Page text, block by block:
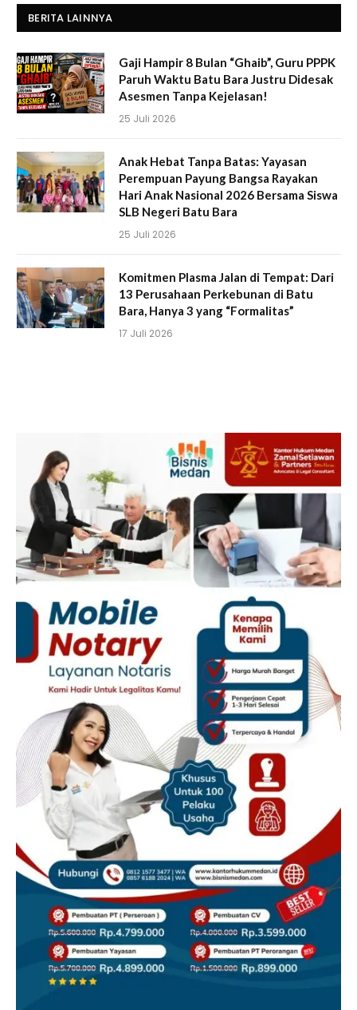
BERITA LAINNYA
Gaji Hampir 8 Bulan “Ghaib”, Guru PPPK
Paruh Waktu Batu Bara Justru Didesak
Asesmen Tanpa Kejelasan!
25 Juli 2026
Anak Hebat Tanpa Batas: Yayasan
Perempuan Payung Bangsa Rayakan
Hari Anak Nasional 2026 Bersama Siswa
SLB Negeri Batu Bara
25 Juli 2026
Komitmen Plasma Jalan di Tempat: Dari
13 Perusahaan Perkebunan di Batu
Bara, Hanya 3 yang “Formalitas”
17 Juli 2026